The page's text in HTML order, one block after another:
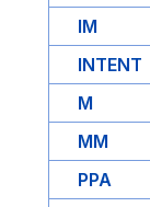
IM
INTENT
M
MM
PPA